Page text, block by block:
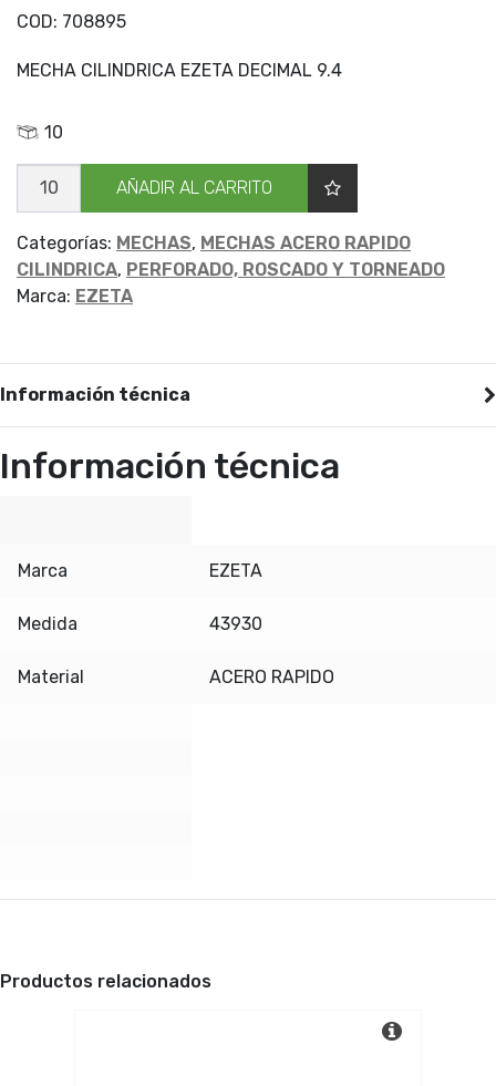
COD: 708895
MECHA CILINDRICA EZETA DECIMAL 9.4
10
MECHA
CILIND
9.4
cantidad
AÑADIR AL CARRITO
Categorías: MECHAS, MECHAS ACERO RAPIDO
CILINDRICA, PERFORADO, ROSCADO Y TORNEADO
Marca: EZETA
Información técnica
Información técnica
Marca EZETA
Medida 43930
Material ACERO RAPIDO
Productos relacionados